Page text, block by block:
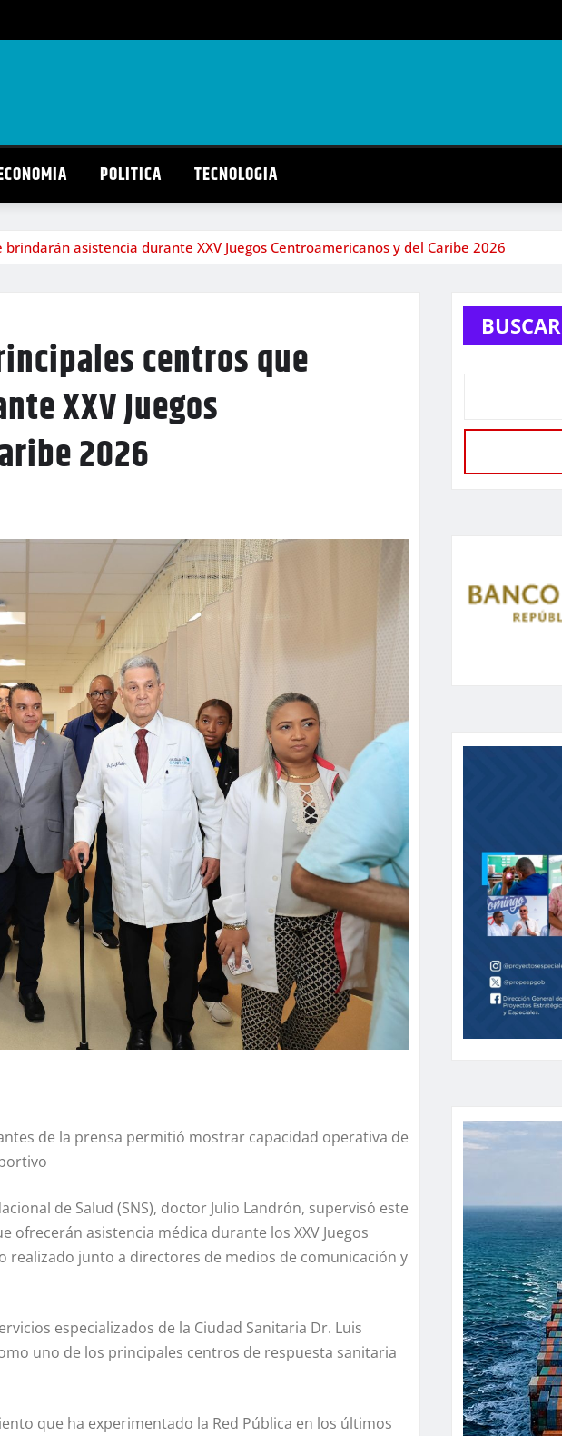
POLITICA TECNOLOGIA
asistencia durante XXV Juegos Centroamericanos y del Caribe 2026
centros que
XXV Juegos
2026
de la prensa permitió mostrar capacidad operativa de
de Salud (SNS), doctor Julio Landrón, supervisó este
asistencia médica durante los XXV Juegos
realizado junto a directores de medios de comunicación y
especializados de la Ciudad Sanitaria Dr. Luis
uno de los principales centros de respuesta sanitaria
que ha experimentado la Red Pública en los últimos
BUSCAR